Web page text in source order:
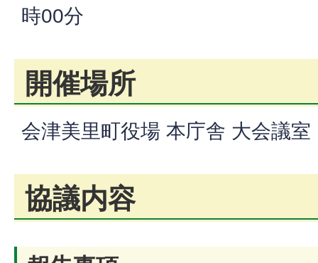
時00分
開催場所
会津美里町役場 本庁舎 大会議室
協議内容